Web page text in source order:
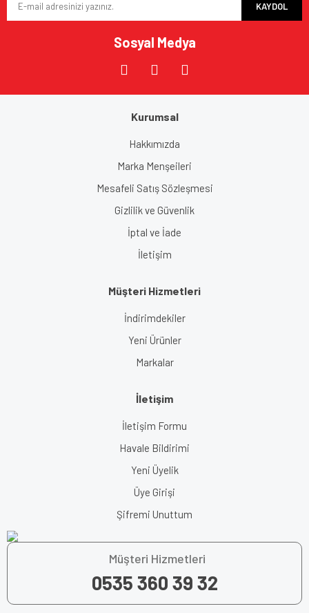
KAYDOL
Sosyal Medya
Kurumsal
Hakkımızda
Marka Menşeileri
Mesafeli Satış Sözleşmesi
Gizlilik ve Güvenlik
İptal ve İade
İletişim
Müşteri Hizmetleri
İndirimdekiler
Yeni Ürünler
Markalar
İletişim
İletişim Formu
Havale Bildirimi
Yeni Üyelik
Üye Girişi
Şifremi Unuttum
Müşteri Hizmetleri
0535 360 39 32